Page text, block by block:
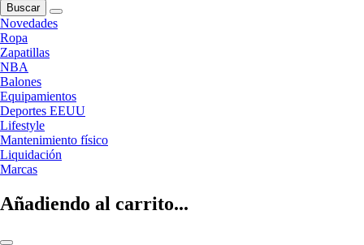
Buscar
Novedades
Ropa
Zapatillas
NBA
Balones
Equipamientos
Deportes EEUU
Lifestyle
Mantenimiento físico
Liquidación
Marcas
Añadiendo al carrito...